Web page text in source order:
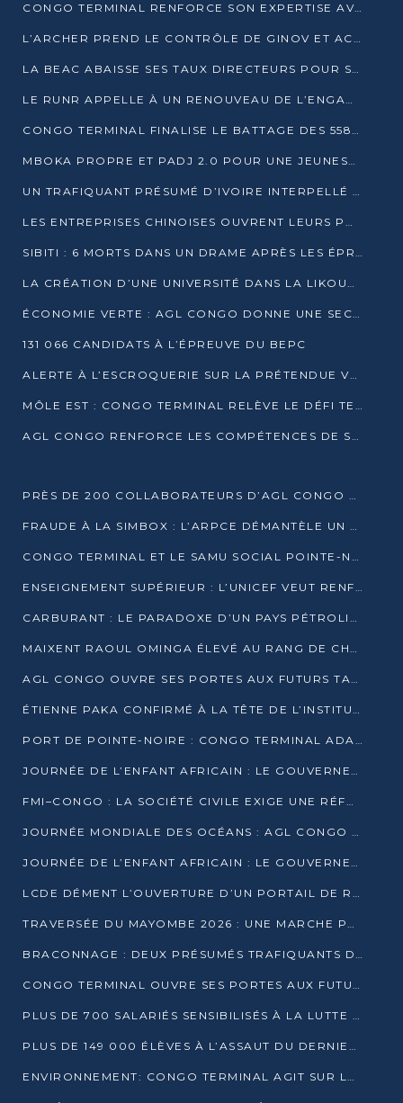
CONGO TERMINAL RENFORCE SON EXPERTISE AVEC NEUF NOUVEAUX FORMATEURS EN ENGINS PORTUAIRES
L’ARCHER PREND LE CONTRÔLE DE GINOV ET ACCÉLÈRE SON VIRAGE NUMÉRIQUE
LA BEAC ABAISSE SES TAUX DIRECTEURS POUR SOUTENIR LA CROISSANCE EN ZONE CEMAC
LE RUNR APPELLE À UN RENOUVEAU DE L’ENGAGEMENT MILITANT
CONGO TERMINAL FINALISE LE BATTAGE DES 558 PIEUX DU FUTUR QUAI DU MÔLE EST
MBOKA PROPRE ET PADJ 2.0 POUR UNE JEUNESSE PLUS AUTONOME
UN TRAFIQUANT PRÉSUMÉ D’IVOIRE INTERPELLÉ À DOLISIE
LES ENTREPRISES CHINOISES OUVRENT LEURS PORTES AUX JEUNES DIPLÔMÉS
SIBITI : 6 MORTS DANS UN DRAME APRÈS LES ÉPREUVES DU BEPC
LA CRÉATION D’UNE UNIVERSITÉ DANS LA LIKOUALA AU CŒUR D’UNE RÉFLEXION NATIONALE
ÉCONOMIE VERTE : AGL CONGO DONNE UNE SECONDE VIE À SES DÉCHETS INDUSTRIELS
131 066 CANDIDATS À L’ÉPREUVE DU BEPC
ALERTE À L’ESCROQUERIE SUR LA PRÉTENDUE VENTE DE PARCELLES AFAT
MÔLE EST : CONGO TERMINAL RELÈVE LE DÉFI TECHNIQUE DES SABLES BITUMINEUX
AGL CONGO RENFORCE LES COMPÉTENCES DE SES ÉQUIPES AVEC LA CERTIFICATION CACES® R483
PRÈS DE 200 COLLABORATEURS D’AGL CONGO EN FORMATION JUSQU’EN JUILLET
FRAUDE À LA SIMBOX : L’ARPCE DÉMANTÈLE UN RÉSEAU UTILISANT DES CARTES SIM OUGANDAISES
CONGO TERMINAL ET LE SAMU SOCIAL POINTE-NOIRE RENOUVELLENT LEUR PARTENARIAT EN FAVEUR DES JEUNES VULNÉRABLES
ENSEIGNEMENT SUPÉRIEUR : L’UNICEF VEUT RENFORCER LA RECHERCHE SUR LES QUESTIONS DE L’ENFANCE
CARBURANT : LE PARADOXE D’UN PAYS PÉTROLIER CONFRONTÉ À DES PÉNURIES RÉCURRENTES
MAIXENT RAOUL OMINGA ÉLEVÉ AU RANG DE CHEVALIER DE L’ORDRE DE L’AMITIÉ ENTRE LA RUSSIE ET LE CONGO
AGL CONGO OUVRE SES PORTES AUX FUTURS TALENTS DE LA LOGISTIQUE
ÉTIENNE PAKA CONFIRMÉ À LA TÊTE DE L’INSTITUT GÉOGRAPHIQUE NATIONAL
PORT DE POINTE-NOIRE : CONGO TERMINAL ADAPTE SON DRAGAGE AUX SABLES BITUMINEUX
JOURNÉE DE L’ENFANT AFRICAIN : LE GOUVERNEMENT RÉAFFIRME SON ENGAGEMENT POUR L’ACCÈS À L’EAU ET À L’ASSAINISSEMENT
FMI–CONGO : LA SOCIÉTÉ CIVILE EXIGE UNE RÉFORME DE LA FISCALITÉ PÉTROLIÈRE
JOURNÉE MONDIALE DES OCÉANS : AGL CONGO MOBILISE SES COLLABORATEURS POUR LA PRÉSERVATION DE LA BIODIVERSITÉ MARINE
JOURNÉE DE L’ENFANT AFRICAIN : LE GOUVERNEMENT MOBILISÉ POUR L’HYGIÈNE DANS LES ORPHELINATS
LCDE DÉMENT L’OUVERTURE D’UN PORTAIL DE RECRUTEMENT ET APPELLE À LA VIGILANCE
TRAVERSÉE DU MAYOMBE 2026 : UNE MARCHE POUR SENSIBILISER ET DÉPISTER AU DIABÈTE
BRACONNAGE : DEUX PRÉSUMÉS TRAFIQUANTS D’HIPPOPOTAME ÉCROUÉS À BRAZZAVILLE
CONGO TERMINAL OUVRE SES PORTES AUX FUTURS INGÉNIEURS DE L’UCAC-ICAM
PLUS DE 700 SALARIÉS SENSIBILISÉS À LA LUTTE CONTRE LA TUBERCULOSE À CONGO TERMINAL
PLUS DE 149 000 ÉLÈVES À L’ASSAUT DU DERNIER CEPE
ENVIRONNEMENT: CONGO TERMINAL AGIT SUR LE TERRAIN ET FORME LES PLUS JEUNES